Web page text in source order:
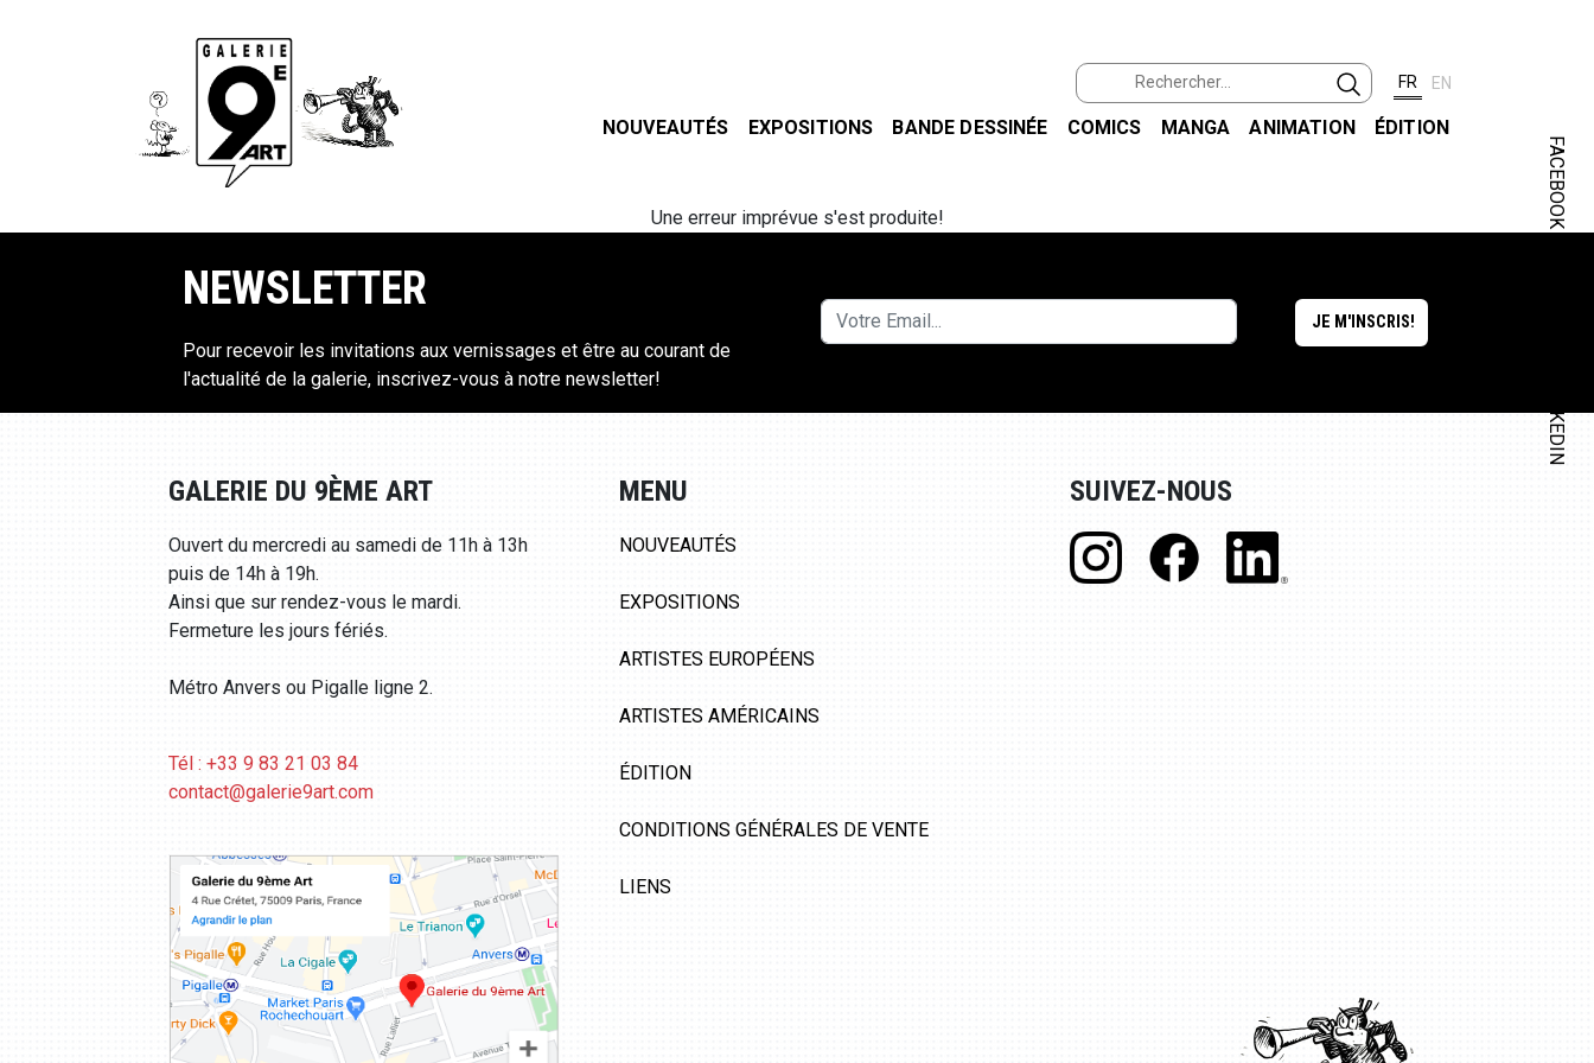
FR EN
NOUVEAUTÉS EXPOSITIONS BANDE DESSINÉE COMICS MANGA ANIMATION ÉDITION
FACEBOOK
LINKEDIN
Une erreur imprévue s'est produite!
NEWSLETTER
Pour recevoir les invitations aux vernissages et être au courant de
l'actualité de la galerie, inscrivez-vous à notre newsletter!
GALERIE DU 9ÈME ART
Ouvert du mercredi au samedi de 11h à 13h
puis de 14h à 19h.
Ainsi que sur rendez-vous le mardi.
Fermeture les jours fériés.
Métro Anvers ou Pigalle ligne 2.
Tél : +33 9 83 21 03 84
contact@galerie9art.com
MENU
NOUVEAUTÉS
EXPOSITIONS
ARTISTES EUROPÉENS
ARTISTES AMÉRICAINS
ÉDITION
CONDITIONS GÉNÉRALES DE VENTE
LIENS
SUIVEZ-NOUS